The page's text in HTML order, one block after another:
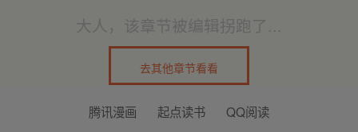
大人，该章节被编辑拐跑了...
去其他章节看看
腾讯漫画 起点读书 QQ阅读